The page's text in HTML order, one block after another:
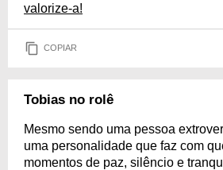
valorize-a!
COPIAR
Tobias no rolê
Mesmo sendo uma pessoa
uma personalidade que faz com
momentos de paz, silêncio e